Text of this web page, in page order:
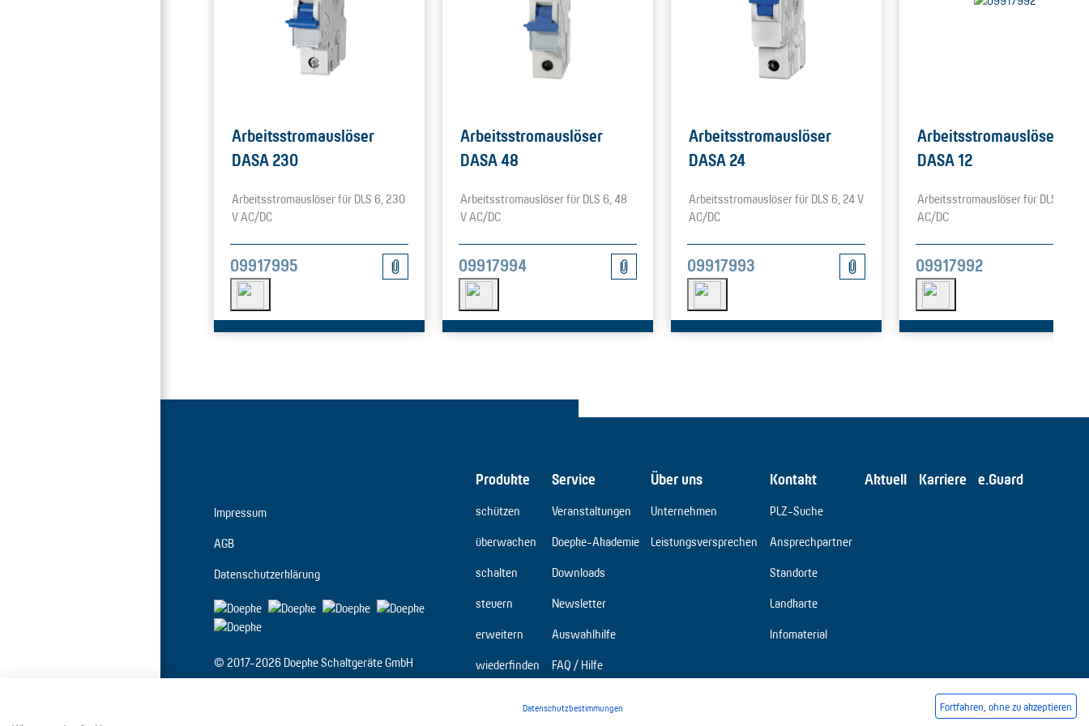
Arbeitsstromauslöser
DASA 230
Arbeitsstromauslöser für DLS 6, 230
V AC/DC
09917995
Arbeitsstromauslöser
DASA 48
Arbeitsstromauslöser für DLS 6, 48
V AC/DC
09917994
Arbeitsstromauslöser
DASA 24
Arbeitsstromauslöser für DLS 6, 24 V
AC/DC
09917993
Arbeitsstromauslöser
DASA 12
Arbeitsstromauslöser für DLS 6, 12
AC/DC
09917992
Impressum
AGB
Datenschutzerklärung
© 2017-2026 Doepke Schaltgeräte GmbH
Produkte
schützen
überwachen
schalten
steuern
erweitern
wiederfinden
Service
Veranstaltungen
Doepke-Akademie
Downloads
Newsletter
Auswahlhilfe
FAQ / Hilfe
Über uns
Unternehmen
Leistungsversprechen
Kontakt
PLZ-Suche
Ansprechpartner
Standorte
Landkarte
Infomaterial
Aktuell Karriere e.Guard
Fortfahren, ohne zu akzeptieren
Datenschutzbestimmungen